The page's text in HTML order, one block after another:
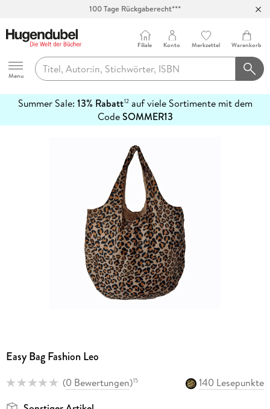
100 Tage Rückgaberecht***
Hugendubel
Menu
Filiale Konto Merkzettel Warenkorb
Summer Sale: 13% Rabatt12auf viele Sortimente mit dem
CodeSOMMER13
erfahren
Easy Bag Fashion Leo
(0 Bewertungen)15
140 Lesepunkte